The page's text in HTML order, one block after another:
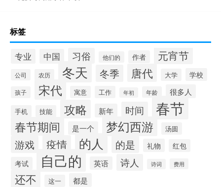
标签
专业 中国 习俗 他们的 作者 元宵节
公司 农历 冬天 冬季 唐代 大学 学校
孩子 宋代 寓意 工作 年初 年龄 很多人
手机 技能 攻略 新年 时间 春节
春节期间 是一个 梦幻西游 汤圆
游戏 疫情 的人 的是 礼物
红包
考试
自己的 英语 诗人 诗词 费用
还不 这一 都是